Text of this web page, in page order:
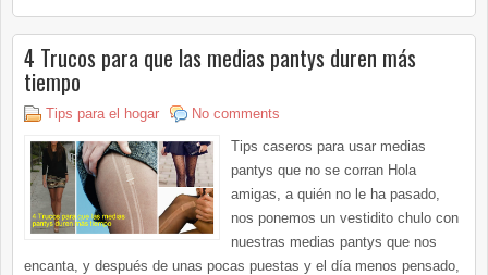
4 Trucos para que las medias pantys duren más
tiempo
Tips para el hogar
No comments
Tips caseros para usar medias
pantys que no se corran Hola
amigas, a quién no le ha pasado,
nos ponemos un vestidito chulo con
nuestras medias pantys que nos
encanta, y después de unas pocas puestas y el día menos pensado,